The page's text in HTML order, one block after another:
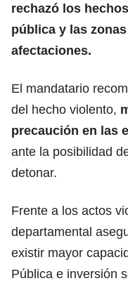
rechazó los
pública y las
afectaciones.
El mandatario
del hecho violento,
precaución en las
ante la posibilidad
detonar.
Frente a los actos
departamental
existir mayor
Pública e inversión